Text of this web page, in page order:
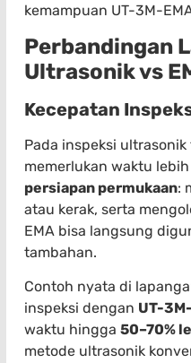
kemampuan UT-3M-
Perbandingan
Ultrasonik vs
Kecepatan
Pada inspeksi
memerlukan waktu
persiapan permukaan:
atau kerak, serta
EMA bisa langsung
tambahan.
Contoh nyata di
inspeksi dengan UT-
waktu hingga 50–70%
metode ultrasonik